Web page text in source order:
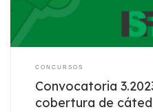
CONCURSOS
Convocatoria
cobertura de